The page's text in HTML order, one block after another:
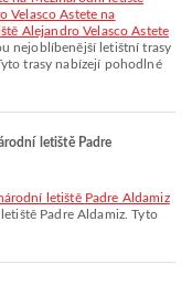
Velasco Astete na
Alejandro Velasco Astete
nejoblíbenější letištní trasy
trasy nabízejí pohodlné
letiště Padre
letiště Padre Aldamiz
Padre Aldamiz. Tyto